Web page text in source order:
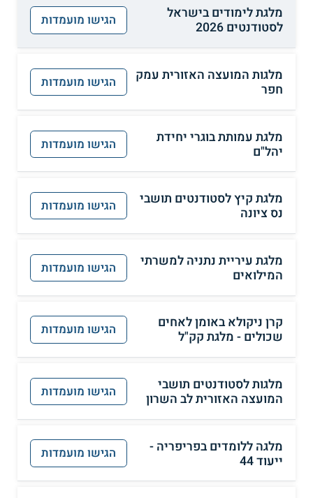
מלגת לימודים בישראל
לסטודנטים 2026
הגישו מועמדות
מלגות המועצה האזורית עמק
חפר
הגישו מועמדות
מלגת עמותת בוגרי יחידת
יהל"ם
הגישו מועמדות
מלגת קיץ לסטודנטים תושבי
נס ציונה
הגישו מועמדות
מלגת עיריית נתניה למשרתי
המילואים
הגישו מועמדות
קרן ניקולא באומן לאחים
שכולים - מלגת קק"ל
הגישו מועמדות
מלגות לסטודנטים תושבי
המועצה האזורית לב השרון
הגישו מועמדות
מלגה ללומדים בפריפריה -
ייעוד 44
הגישו מועמדות